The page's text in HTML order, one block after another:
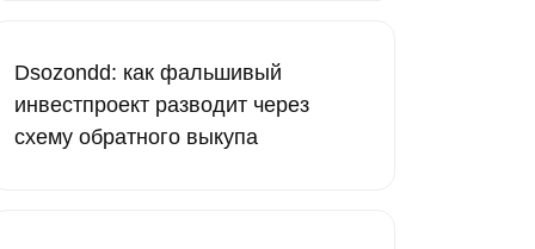
Dsozondd: как фальшивый
инвестпроект разводит через
схему обратного выкупа